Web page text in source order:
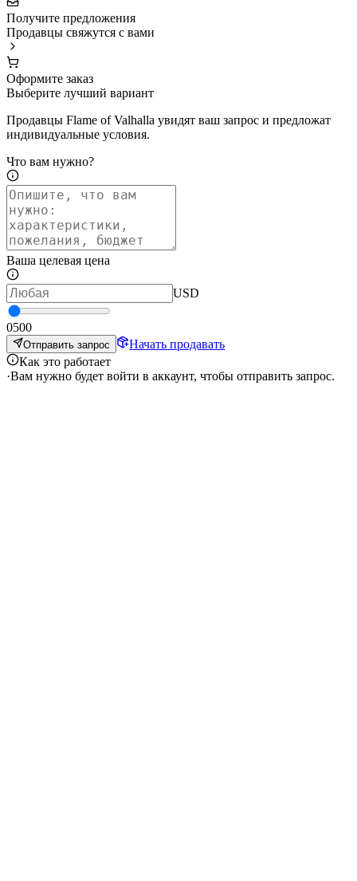
Получите предложения
Продавцы свяжутся с вами
Оформите заказ
Выберите лучший вариант
Продавцы Flame of Valhalla увидят ваш запрос и предложат
индивидуальные условия.
Что вам нужно?
Ваша целевая цена
USD
0500
Отправить запрос
Начать продавать
Как это работает
·Вам нужно будет войти в аккаунт, чтобы отправить запрос.